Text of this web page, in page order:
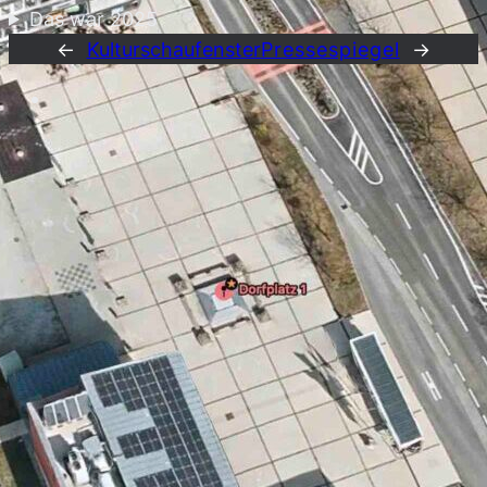
Das war 2025
←
KulturschaufensterPressespiegel →